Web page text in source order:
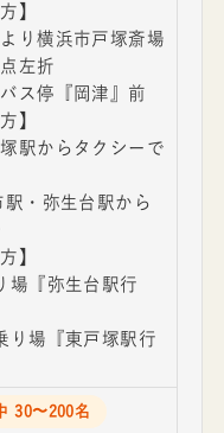
】
り横浜市戸塚斎場
左折
ス停『岡津』前
】
駅からタクシーで
・弥生台駅から
】
場『弥生台駅行
り場『東戸塚駅行
30〜200名